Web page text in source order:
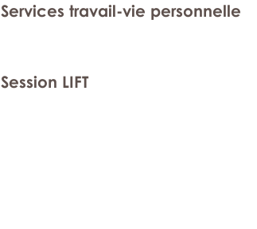
Services travail-vie personnelle
Session LIFT